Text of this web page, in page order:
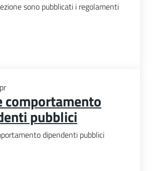
sono pubblicati i regolamenti
comportamento
pubblici
dipendenti pubblici